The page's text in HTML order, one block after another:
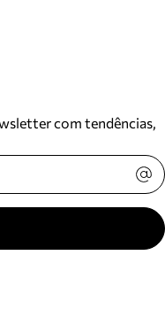
com tendências,